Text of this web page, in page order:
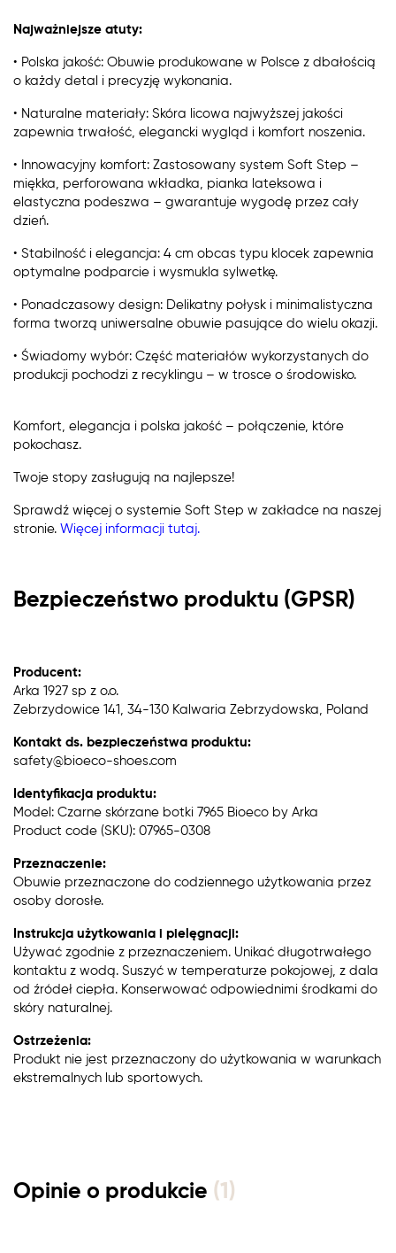
Najważniejsze atuty:
• Polska jakość: Obuwie produkowane w Polsce z dbałością
o każdy detal i precyzję wykonania.
• Naturalne materiały: Skóra licowa najwyższej jakości
zapewnia trwałość, elegancki wygląd i komfort noszenia.
• Innowacyjny komfort: Zastosowany system Soft Step –
miękka, perforowana wkładka, pianka lateksowa i
elastyczna podeszwa – gwarantuje wygodę przez cały
dzień.
• Stabilność i elegancja: 4 cm obcas typu klocek zapewnia
optymalne podparcie i wysmukla sylwetkę.
• Ponadczasowy design: Delikatny połysk i minimalistyczna
forma tworzą uniwersalne obuwie pasujące do wielu okazji.
• Świadomy wybór: Część materiałów wykorzystanych do
produkcji pochodzi z recyklingu – w trosce o środowisko.
Komfort, elegancja i polska jakość – połączenie, które
pokochasz.
Twoje stopy zasługują na najlepsze!
Sprawdź więcej o systemie Soft Step w zakładce na naszej
stronie. Więcej informacji tutaj.
Bezpieczeństwo produktu (GPSR)
Producent:
Arka 1927 sp z o.o.
Zebrzydowice 141, 34-130 Kalwaria Zebrzydowska, Poland
Kontakt ds. bezpieczeństwa produktu:
safety@bioeco-shoes.com
Identyfikacja produktu:
Model: Czarne skórzane botki 7965 Bioeco by Arka
Product code (SKU): 07965-0308
Przeznaczenie:
Obuwie przeznaczone do codziennego użytkowania przez
osoby dorosłe.
Instrukcja użytkowania i pielęgnacji:
Używać zgodnie z przeznaczeniem. Unikać długotrwałego
kontaktu z wodą. Suszyć w temperaturze pokojowej, z dala
od źródeł ciepła. Konserwować odpowiednimi środkami do
skóry naturalnej.
Ostrzeżenia:
Produkt nie jest przeznaczony do użytkowania w warunkach
ekstremalnych lub sportowych.
Opinie o produkcie (1)